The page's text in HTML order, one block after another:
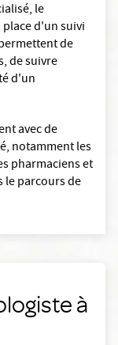
le
d'un suivi
de
de suivre
d'un
avec de
notamment les
pharmaciens et
le parcours de
à